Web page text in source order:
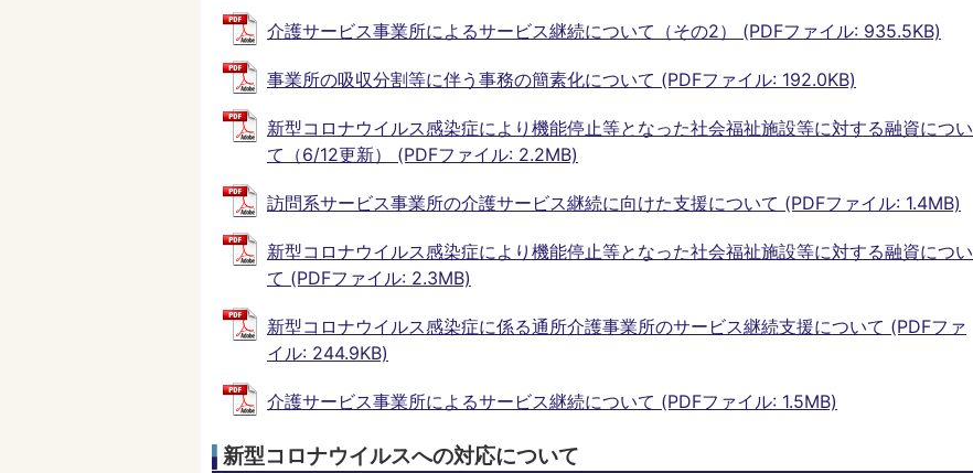
介護サービス事業所によるサービス継続について（その2） (PDFファイル: 935.5KB)
事業所の吸収分割等に伴う事務の簡素化について (PDFファイル: 192.0KB)
新型コロナウイルス感染症により機能停止等となった社会福祉施設等に対する融資につい
て（6/12更新） (PDFファイル: 2.2MB)
訪問系サービス事業所の介護サービス継続に向けた支援について (PDFファイル: 1.4MB)
新型コロナウイルス感染症により機能停止等となった社会福祉施設等に対する融資につい
て (PDFファイル: 2.3MB)
新型コロナウイルス感染症に係る通所介護事業所のサービス継続支援について (PDFファ
イル: 244.9KB)
介護サービス事業所によるサービス継続について (PDFファイル: 1.5MB)
新型コロナウイルスへの対応について